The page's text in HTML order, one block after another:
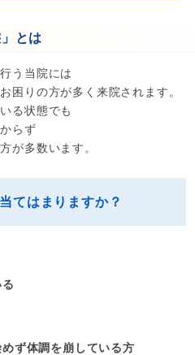
とは
う当院には
困りの方が多く来院されます。
る状態でも
らず
が多数います。
てはまりますか？
ず体調を崩している方